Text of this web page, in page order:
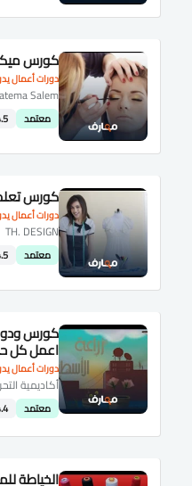
دورات أعمال
كورس
Salem
معتمد
دورات أعمال
كورس
TH. DESIGN
معتمد
دورات أعمال
كورس
اعمل كل
أسطح
أكاديمية
معتمد
الخياطة